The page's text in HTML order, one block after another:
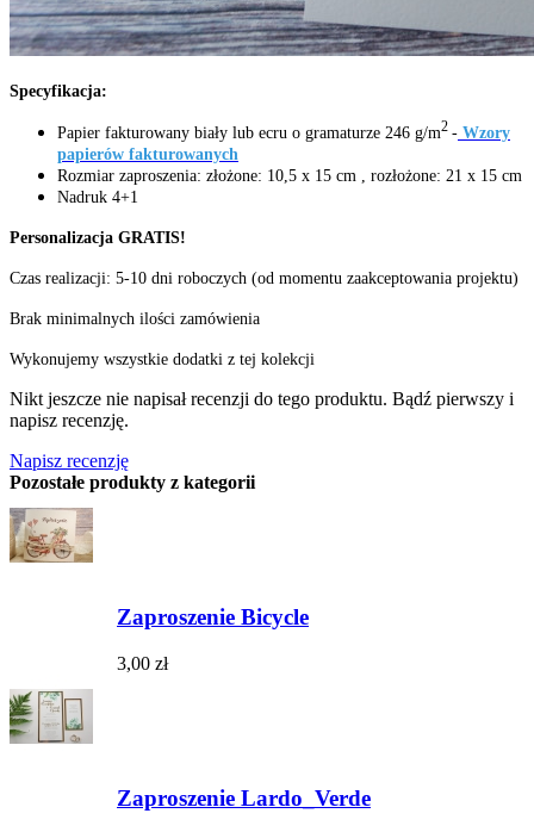
Specyfikacja:
Papier fakturowany biały lub ecru o gramaturze 246 g/m2 - Wzory
papierów fakturowanych
Rozmiar zaproszenia: złożone: 10,5 x 15 cm , rozłożone: 21 x 15 cm
Nadruk 4+1
Personalizacja GRATIS!
Czas realizacji: 5-10 dni roboczych (od momentu zaakceptowania projektu)
Brak minimalnych ilości zamówienia
Wykonujemy wszystkie dodatki z tej kolekcji
Nikt jeszcze nie napisał recenzji do tego produktu. Bądź pierwszy i
napisz recenzję.
Napisz recenzję
Pozostałe produkty z kategorii
Zaproszenie Bicycle
3,00 zł
Zaproszenie Lardo_Verde